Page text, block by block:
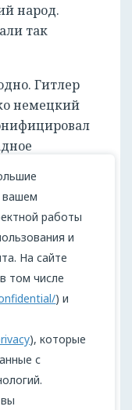
народ.
так
Гитлер
немецкий
после
В 1930-е
страны,
бы расово-
не имела бы
лидером.
и разгрома
на время
и
поколение
«война»
вашем
работы
и
На сайте
том числе
) и
), которые
с